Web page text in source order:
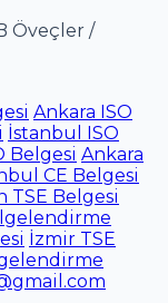
Öveçler /
Ankara ISO
İstanbul ISO
Belgesi Ankara
CE Belgesi
TSE Belgesi
İzmir TSE